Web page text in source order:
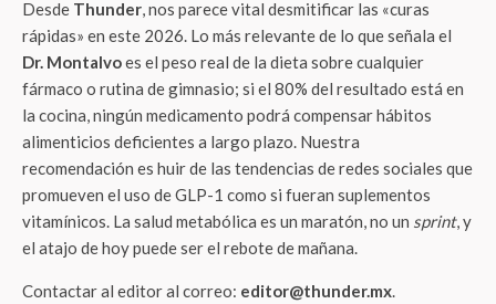
Desde Thunder, nos parece vital desmitificar las «curas
rápidas» en este 2026. Lo más relevante de lo que señala el
Dr. Montalvoes el peso real de la dieta sobre cualquier
fármaco o rutina de gimnasio; si el 80% del resultado está en
la cocina, ningún medicamento podrá compensar hábitos
alimenticios deficientes a largo plazo. Nuestra
recomendación es huir de las tendencias de redes sociales que
promueven el uso de GLP-1 como si fueran suplementos
vitamínicos. La salud metabólica es un maratón, no un sprint, y
el atajo de hoy puede ser el rebote de mañana.
Contactar al editor al correo: editor@thunder.mx.